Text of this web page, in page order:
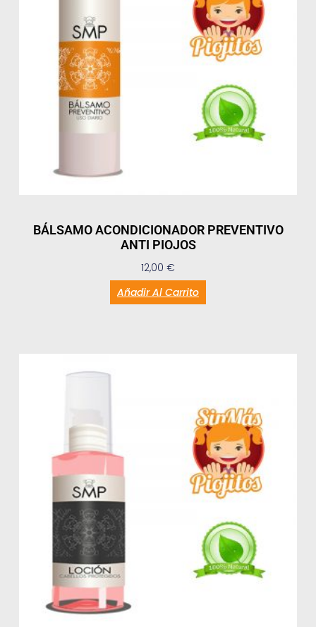
BÁLSAMO ACONDICIONADOR PREVENTIVO
ANTI PIOJOS
12,00 €
Añadir Al Carrito